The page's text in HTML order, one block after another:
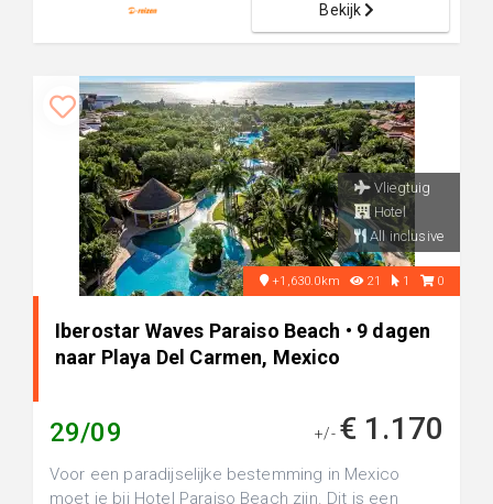
Bekijk
Vliegtuig
Hotel
All inclusive
+1,630.0km 21 1 0
Iberostar Waves Paraiso Beach • 9 dagen
naar Playa Del Carmen, Mexico
29/09 +/- € 1.170
Voor een paradijselijke bestemming in Mexico
moet je bij Hotel Paraiso Beach zijn. Dit is een